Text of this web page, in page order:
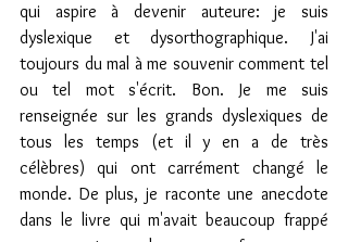
qui aspire à devenir auteure: je suis
dyslexique et dysorthographique. J'ai
toujours du mal à me souvenir comment tel
ou tel mot s'écrit. Bon. Je me suis
renseignée sur les grands dyslexiques de
tous les temps (et il y en a de très
célèbres) qui ont carrément changé le
monde. De plus, je raconte une anecdote
dans le livre qui m'avait beaucoup frappé